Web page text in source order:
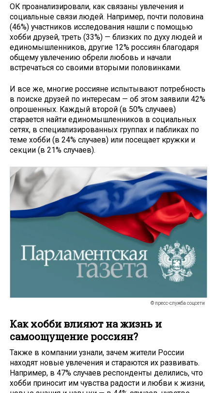
ОК проанализировали, как связаны увлечения и
социальные связи людей. Например, почти половина
(46%) участников исследования нашли c помощью
хобби друзей, треть (33%) — близких по духу людей и
единомышленников, другие 12% россиян благодаря
общему увлечению обрели любовь и начали
встречаться со своими вторыми половинками.
И все же, многие россияне испытывают потребность
в поиске друзей по интересам — об этом заявили 42%
опрошенных. Каждый второй (в 50% случаев)
старается найти единомышленников в социальных
сетях, в специализированных группах и пабликах по
теме хобби (в 24% случаев) или посещает кружки и
секции (в 21% случаев).
© пресс-служба соцсети
Как хобби влияют на жизнь и
самоощущение россиян?
Также в компании узнали, зачем жители России
находят новые увлечения и стараются их развивать.
Например, в 47% случаев респонденты делились, что
хобби приносит им чувства радости и любви к жизни,